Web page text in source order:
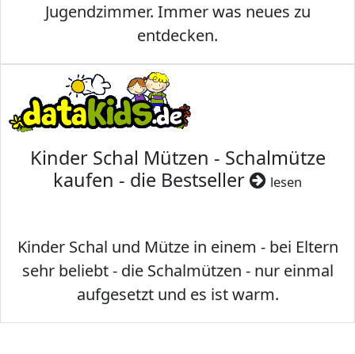
Jugendzimmer. Immer was neues zu
entdecken.
Kinder Schal Mützen - Schalmütze
kaufen - die Bestseller
lesen
Kinder Schal und Mütze in einem - bei Eltern
sehr beliebt - die Schalmützen - nur einmal
aufgesetzt und es ist warm.